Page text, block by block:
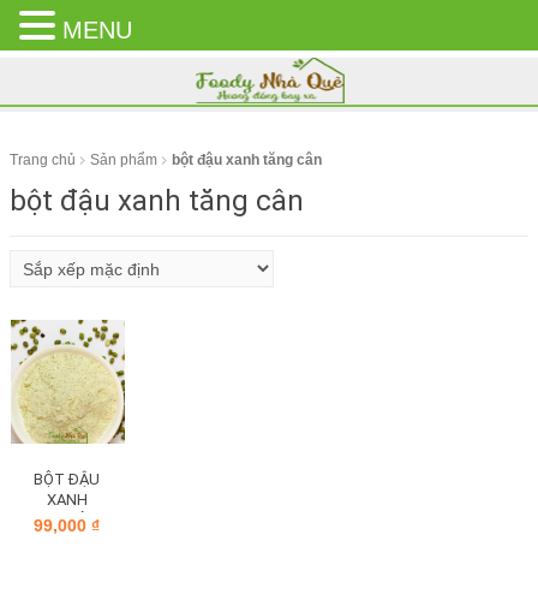
CLOSE
MENU
Trang chủ Sản phẩm bột đậu xanh tăng cân
bột đậu xanh tăng cân
BỘT ĐẬU
XANH
NGUYÊN
99,000₫
MENU